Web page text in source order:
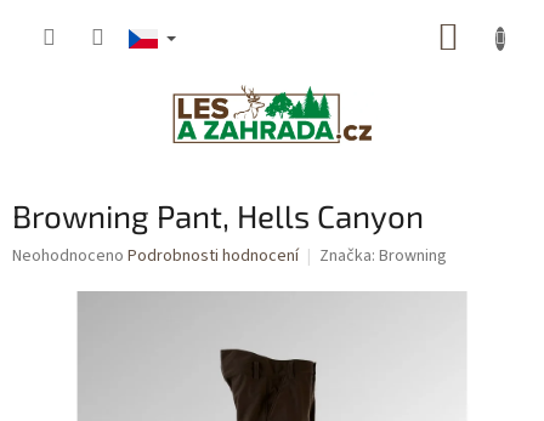
Browning Pant, Hells Canyon
Průměrné
Neohodnoceno Podrobnosti hodnocení Značka: Browning